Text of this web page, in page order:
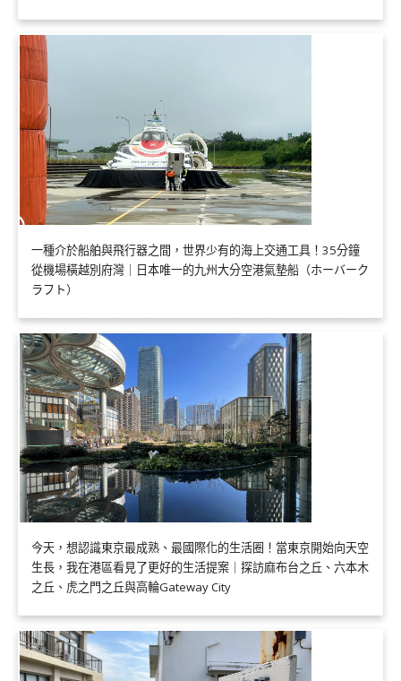
一種介於船舶與飛行器之間，世界少有的海上交通工具！35分鐘
從機場橫越別府灣｜日本唯一的九州大分空港氣墊船（ホーバーク
ラフト）
今天，想認識東京最成熟、最國際化的生活圈！當東京開始向天空
生長，我在港區看見了更好的生活提案｜探訪麻布台之丘、六本木
之丘、虎之門之丘與高輪Gateway City